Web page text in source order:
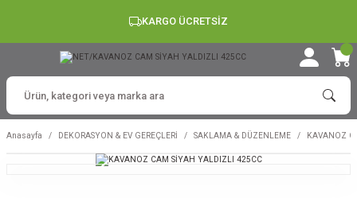
KARGO ÜCRETSİZ
Anasayfa DEKORASYON & EV GEREÇLERİ SAKLAMA & DÜZENLEME KAVANOZ